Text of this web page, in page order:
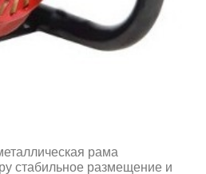
рама
стабильное размещение и